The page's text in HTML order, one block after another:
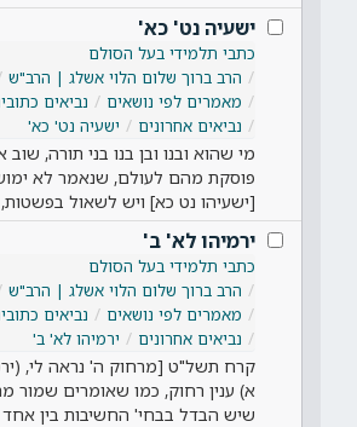
ישעיה נט' כא'
כתבי תלמידי בעל הסולם
הרב ברוך שלום הלוי אשלג | הרב"ש
מאמרים לפי נושאים
נביאים
נביאים אחרונים
ישעיה נט' כא'
מי שהוא ובנו ובן בנו בני תורה, שוב
פוסקת מהם לעולם, שנאמר לא
[ישעיהו נט כא] ויש לשאול
ירמיהו לא' ב'
כתבי תלמידי בעל הסולם
הרב ברוך שלום הלוי אשלג | הרב"ש
מאמרים לפי נושאים
נביאים
נביאים אחרונים
ירמיהו לא' ב'
קרח תשל"ט [מרחוק ה' נראה לי,
א) ענין רחוק, כמו שאומרים שמור
שיש הבדל בבחי' החשיבות בין אחד